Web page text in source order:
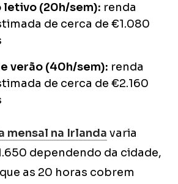
letivo (20h/sem): renda
de cerca de €1.080
verão (40h/sem): renda
de cerca de €2.160
mensal na Irlanda varia
dependendo da cidade,
as 20 horas cobrem